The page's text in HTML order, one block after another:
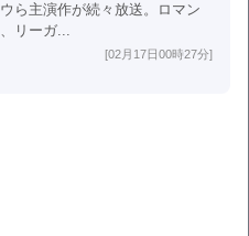
ら主演作が続々放送。ロマン
リーガ...
[02月17日00時27分]